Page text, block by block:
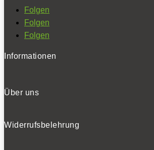
Folgen
Folgen
Folgen
Informationen
Über uns
Widerrufsbelehrung